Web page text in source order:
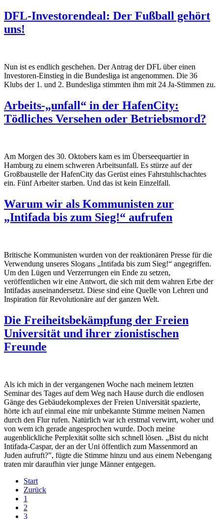
DFL-Investorendeal: Der Fußball gehört
uns!
Nun ist es endlich geschehen. Der Antrag der DFL über einen
Investoren-Einstieg in die Bundesliga ist angenommen. Die 36
Klubs der 1. und 2. Bundesliga stimmten ihm mit 24 Ja-Stimmen zu.
Arbeits-„unfall“ in der HafenCity:
Tödliches Versehen oder Betriebsmord?
Am Morgen des 30. Oktobers kam es im Überseequartierin
Hamburg zu einem schweren Arbeitsunfall. Es stürze auf der
Großbaustelle der HafenCity das Gerüst eines Fahrstuhlschachtes
ein. FünfArbeiter starben. Und das ist kein Einzelfall.
Warum wir als Kommunisten zur
„Intifada bis zum Sieg!“ aufrufen
Britische Kommunisten wurden von der reaktionären Presse für die
Verwendung unseres Slogans „Intifada bis zum Sieg!“ angegriffen.
Um den Lügen und Verzerrungen ein Ende zu setzen,
veröffentlichen wir eine Antwort, die sich mit dem wahren Erbe der
Intifadas auseinandersetzt. Diese sind eine Quelle von Lehren und
Inspiration für Revolutionäre auf der ganzen Welt.
Die Freiheitsbekämpfung der Freien
Universität und ihrer zionistischen
Freunde
Als ich mich in der vergangenen Woche nach meinem letzten
Seminar des Tages auf dem Weg nach Hause durch die endlosen
Gänge des Gebäudekomplexes der Freien Universität spazierte,
hörte ich auf einmal eine mir unbekannte Stimme meinen Namen
durch den Flur rufen. Natürlich war ich erstmal verwirrt, woher und
von wem ich gerade angesprochen wurde. Doch meine
augenblickliche Perplexität sollte sich schnell lösen. „Bist du nicht
Intifada-Caspar, der an der Uni öffentlich zum Massenmord an
Juden aufruft?”, fügte die Stimme hinzu und aus einem Nebengang
traten mir daraufhin vier junge Männer entgegen.
Start
Zurück
1
2
3